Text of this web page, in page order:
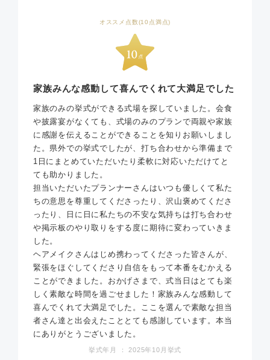
オススメ点数(10点満点)
家族みんな感動して喜んでくれて大満足でした
家族のみの挙式ができる式場を探していました。会食
や披露宴がなくても、式場のみのプランで両親や家族
に感謝を伝えることができることを知りお願いしまし
た。県外での挙式でしたが、打ち合わせから準備まで
1日にまとめていただいたり柔軟に対応いただけてと
ても助かりました。
担当いただいたプランナーさんはいつも優しくて私た
ちの意思を尊重してくださったり、沢山褒めてくださ
ったり、日に日に私たちの不安な気持ちは打ち合わせ
や掲示板のやり取りをする度に期待に変わっていきま
した。
ヘアメイクさんはじめ携わってくださった皆さんが、
緊張をほぐしてくださり自信をもって本番をむかえる
ことができました。おかげさまで、式当日はとても楽
しく素敵な時間を過ごせました！家族みんな感動して
喜んでくれて大満足でした。ここを選んで素敵な担当
者さん達と出会えたこととても感謝しています。本当
にありがとうございました。
挙式年月 ： 2025年10月挙式